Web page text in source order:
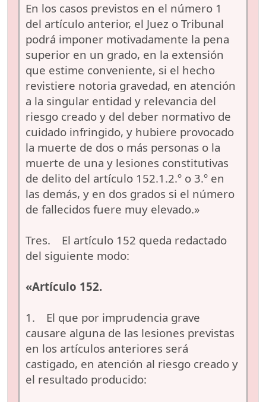
En los casos previstos en el número 1
del artículo anterior, el Juez o Tribunal
podrá imponer motivadamente la pena
superior en un grado, en la extensión
que estime conveniente, si el hecho
revistiere notoria gravedad, en atención
a la singular entidad y relevancia del
riesgo creado y del deber normativo de
cuidado infringido, y hubiere provocado
la muerte de dos o más personas o la
muerte de una y lesiones constitutivas
de delito del artículo 152.1.2.º o 3.º en
las demás, y en dos grados si el número
de fallecidos fuere muy elevado.»
Tres. El artículo 152 queda redactado
del siguiente modo:
«Artículo 152.
1. El que por imprudencia grave
causare alguna de las lesiones previstas
en los artículos anteriores será
castigado, en atención al riesgo creado y
el resultado producido: